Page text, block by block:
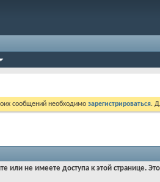
сообщений необходимо зарегистрироваться.
или не имеете доступа к этой странице.